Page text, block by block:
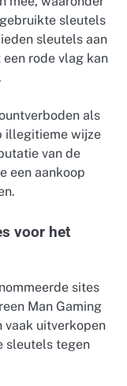
sleutels
sleutels aan
rode vlag kan
als
illegitieme wijze
van de
een aankoop
voor het
sites
Man Gaming
vaak uitverkopen
sleutels tegen